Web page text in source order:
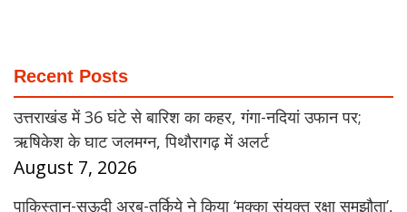
Recent Posts
उत्तराखंड में 36 घंटे से बारिश का कहर, गंगा-नदियां उफान पर;
ऋषिकेश के घाट जलमग्न, पिथौरागढ़ में अलर्ट
August 7, 2026
पाकिस्तान-सऊदी अरब-तुर्किये ने किया ‘मक्का संयुक्त रक्षा समझौता’,